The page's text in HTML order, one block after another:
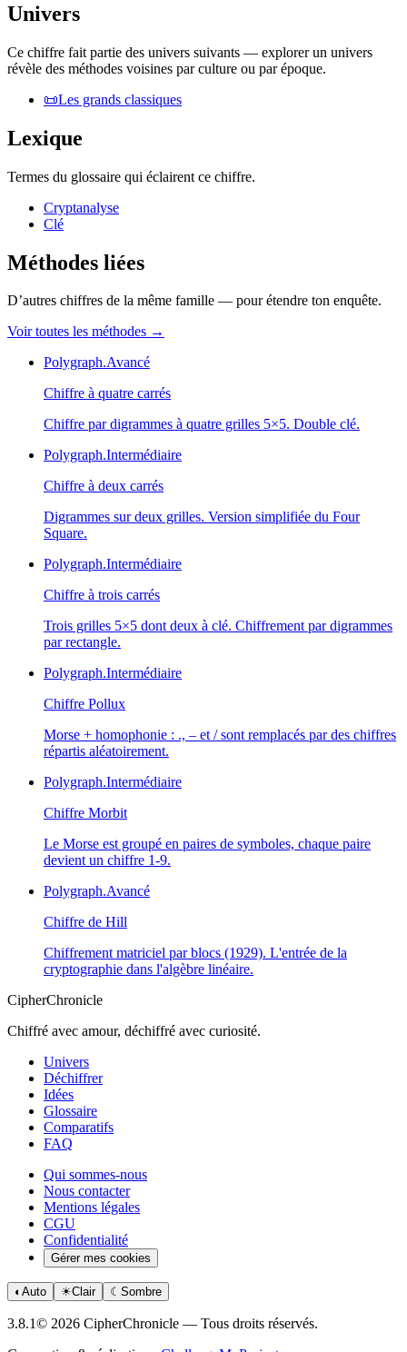
Univers
Ce chiffre fait partie des univers suivants — explorer un univers
révèle des méthodes voisines par culture ou par époque.
📜Les grands classiques
Lexique
Termes du glossaire qui éclairent ce chiffre.
Cryptanalyse
Clé
Méthodes liées
D’autres chiffres de la même famille — pour étendre ton enquête.
Voir toutes les méthodes →
Polygraph.Avancé
Chiffre à quatre carrés
Chiffre par digrammes à quatre grilles 5×5. Double clé.
Polygraph.Intermédiaire
Chiffre à deux carrés
Digrammes sur deux grilles. Version simplifiée du Four
Square.
Polygraph.Intermédiaire
Chiffre à trois carrés
Trois grilles 5×5 dont deux à clé. Chiffrement par digrammes
par rectangle.
Polygraph.Intermédiaire
Chiffre Pollux
Morse + homophonie : ., – et / sont remplacés par des chiffres
répartis aléatoirement.
Polygraph.Intermédiaire
Chiffre Morbit
Le Morse est groupé en paires de symboles, chaque paire
devient un chiffre 1-9.
Polygraph.Avancé
Chiffre de Hill
Chiffrement matriciel par blocs (1929). L'entrée de la
cryptographie dans l'algèbre linéaire.
CipherChronicle
Chiffré avec amour, déchiffré avec curiosité.
Univers
Déchiffrer
Idées
Glossaire
Comparatifs
FAQ
Qui sommes-nous
Nous contacter
Mentions légales
CGU
Confidentialité
Gérer mes cookies
◐ Auto ☀Clair ☾ Sombre
3.8.1© 2026 CipherChronicle — Tous droits réservés.